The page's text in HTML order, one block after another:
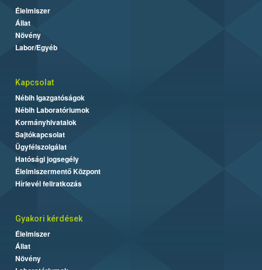
Élelmiszer
Állat
Növény
Labor/Egyéb
Kapcsolat
Nébih Igazgatóságok
Nébih Laboratóriumok
Kormányhivatalok
Sajtókapcsolat
Ügyfélszolgálat
Hatósági jogsegély
Élelmiszermentő Központ
Hírlevél feliratkozás
Gyakori kérdések
Élelmiszer
Állat
Növény